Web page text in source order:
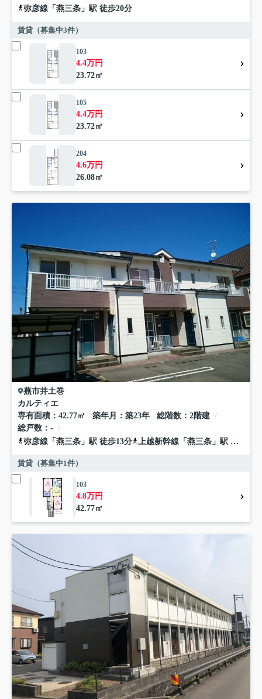
弥彦線 「 燕三条 」駅 徒歩20分
賃貸（募集中3件）
103
4.4万円
23.72㎡
105
4.4万円
23.72㎡
204
4.6万円
26.08㎡
燕市井土巻
カルティエ
専有面積
42.77㎡ 築年月 築23年 総階数
2階建
総戸数
-
弥彦線 「 燕三条 」駅 徒歩13分 上越新幹線 「 燕三条 」駅 徒歩17分
賃貸（募集中1件）
103
4.8万円
42.77㎡